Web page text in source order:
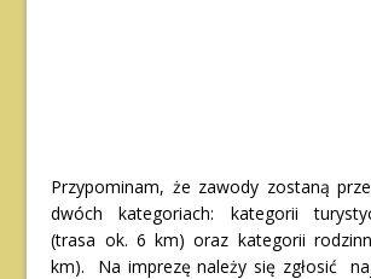
Przypominam, że zawody zostaną
dwóch kategoriach: kategorii
(trasa ok. 6 km) oraz kategorii
km). Na imprezę należy się zgłosić